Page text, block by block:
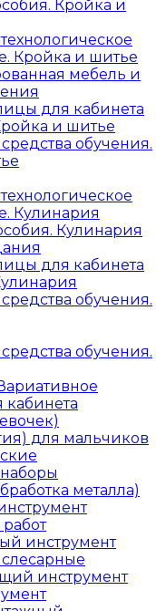
Кройка и
Кройка и шитье
мебель и
для кабинета
и шитье
обучения.
Кулинария
Кулинария
для кабинета
обучения.
обучения.
для мальчиков
металла)
работ
инструмент
инструмент